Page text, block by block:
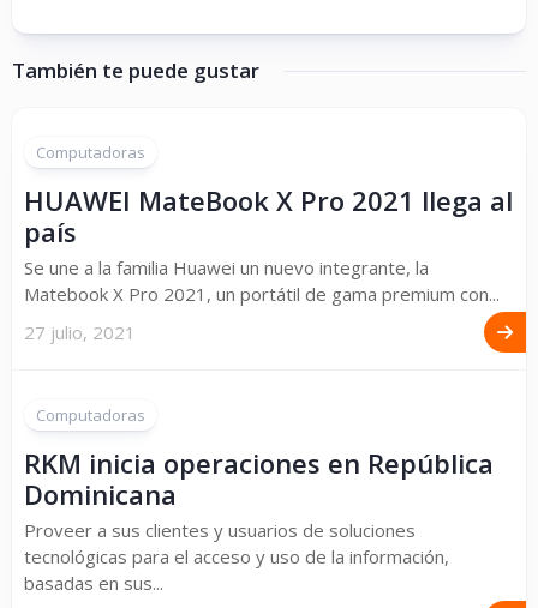
También te puede gustar
Computadoras
HUAWEI MateBook X Pro 2021 llega al
país
Se une a la familia Huawei un nuevo integrante, la
Matebook X Pro 2021, un portátil de gama premium con...
27 julio, 2021
Computadoras
RKM inicia operaciones en República
Dominicana
Proveer a sus clientes y usuarios de soluciones
tecnológicas para el acceso y uso de la información,
basadas en sus...